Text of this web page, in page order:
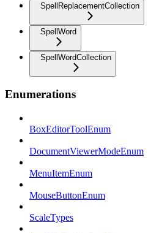
SpellReplacementCollection
SpellWord
SpellWordCollection
Enumerations
BoxEditorToolEnum
DocumentViewerModeEnum
MenuItemEnum
MouseButtonEnum
ScaleTypes